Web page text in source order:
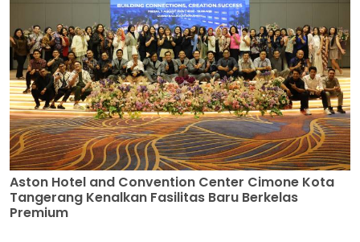
Aston Hotel and Convention Center Cimone Kota
Tangerang Kenalkan Fasilitas Baru Berkelas
Premium